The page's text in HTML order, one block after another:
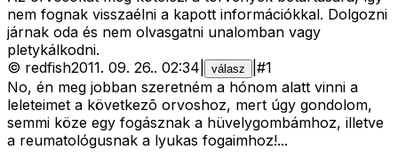
nem fognak visszaélni a kapott információkkal. Dolgozni
járnak oda és nem olvasgatni unalomban vagy
pletykálkodni.
© redfish2011. 09. 26.. 02:34 válasz #1
No, én meg jobban szeretném a hónom alatt vinni a
leleteimet a következõ orvoshoz, mert úgy gondolom,
semmi köze egy fogásznak a hüvelygombámhoz, illetve
a reumatológusnak a lyukas fogaimhoz!...